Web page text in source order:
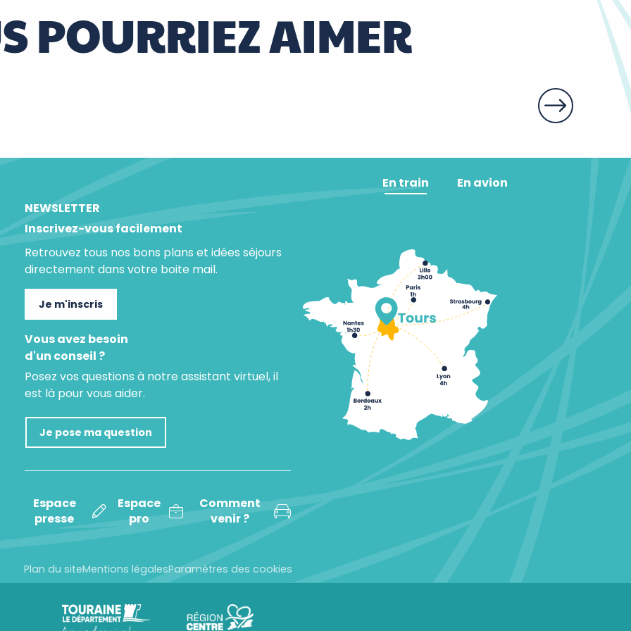
POURRIEZ AIMER
NEWSLETTER
Inscrivez-vous facilement
Retrouvez tous nos bons plans et idées séjours
directement dans votre boite mail.
Je m'inscris
Vous avez besoin
d'un conseil ?
Posez vos questions à notre assistant virtuel, il
est là pour vous aider.
Je pose ma question
Espace
presse
Espace
pro
Comment
venir ?
En train En avion
Plan du siteMentions légalesParamètres des cookies